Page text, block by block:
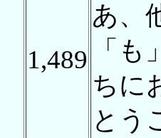
1,489
あ、
「
ちに
とう